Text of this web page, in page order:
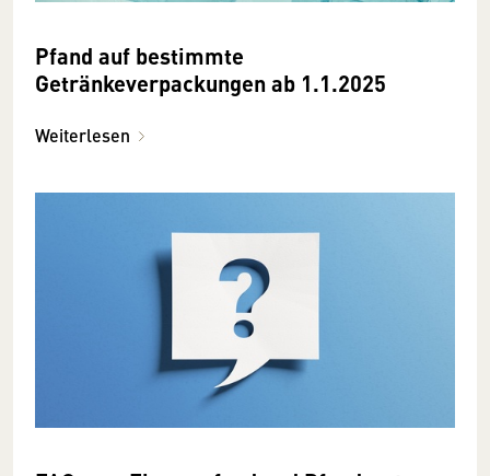
Pfand auf bestimmte
Getränkeverpackungen ab 1.1.2025
Weiterlesen